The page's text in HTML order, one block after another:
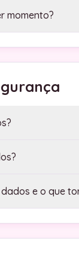
momento?
e o que